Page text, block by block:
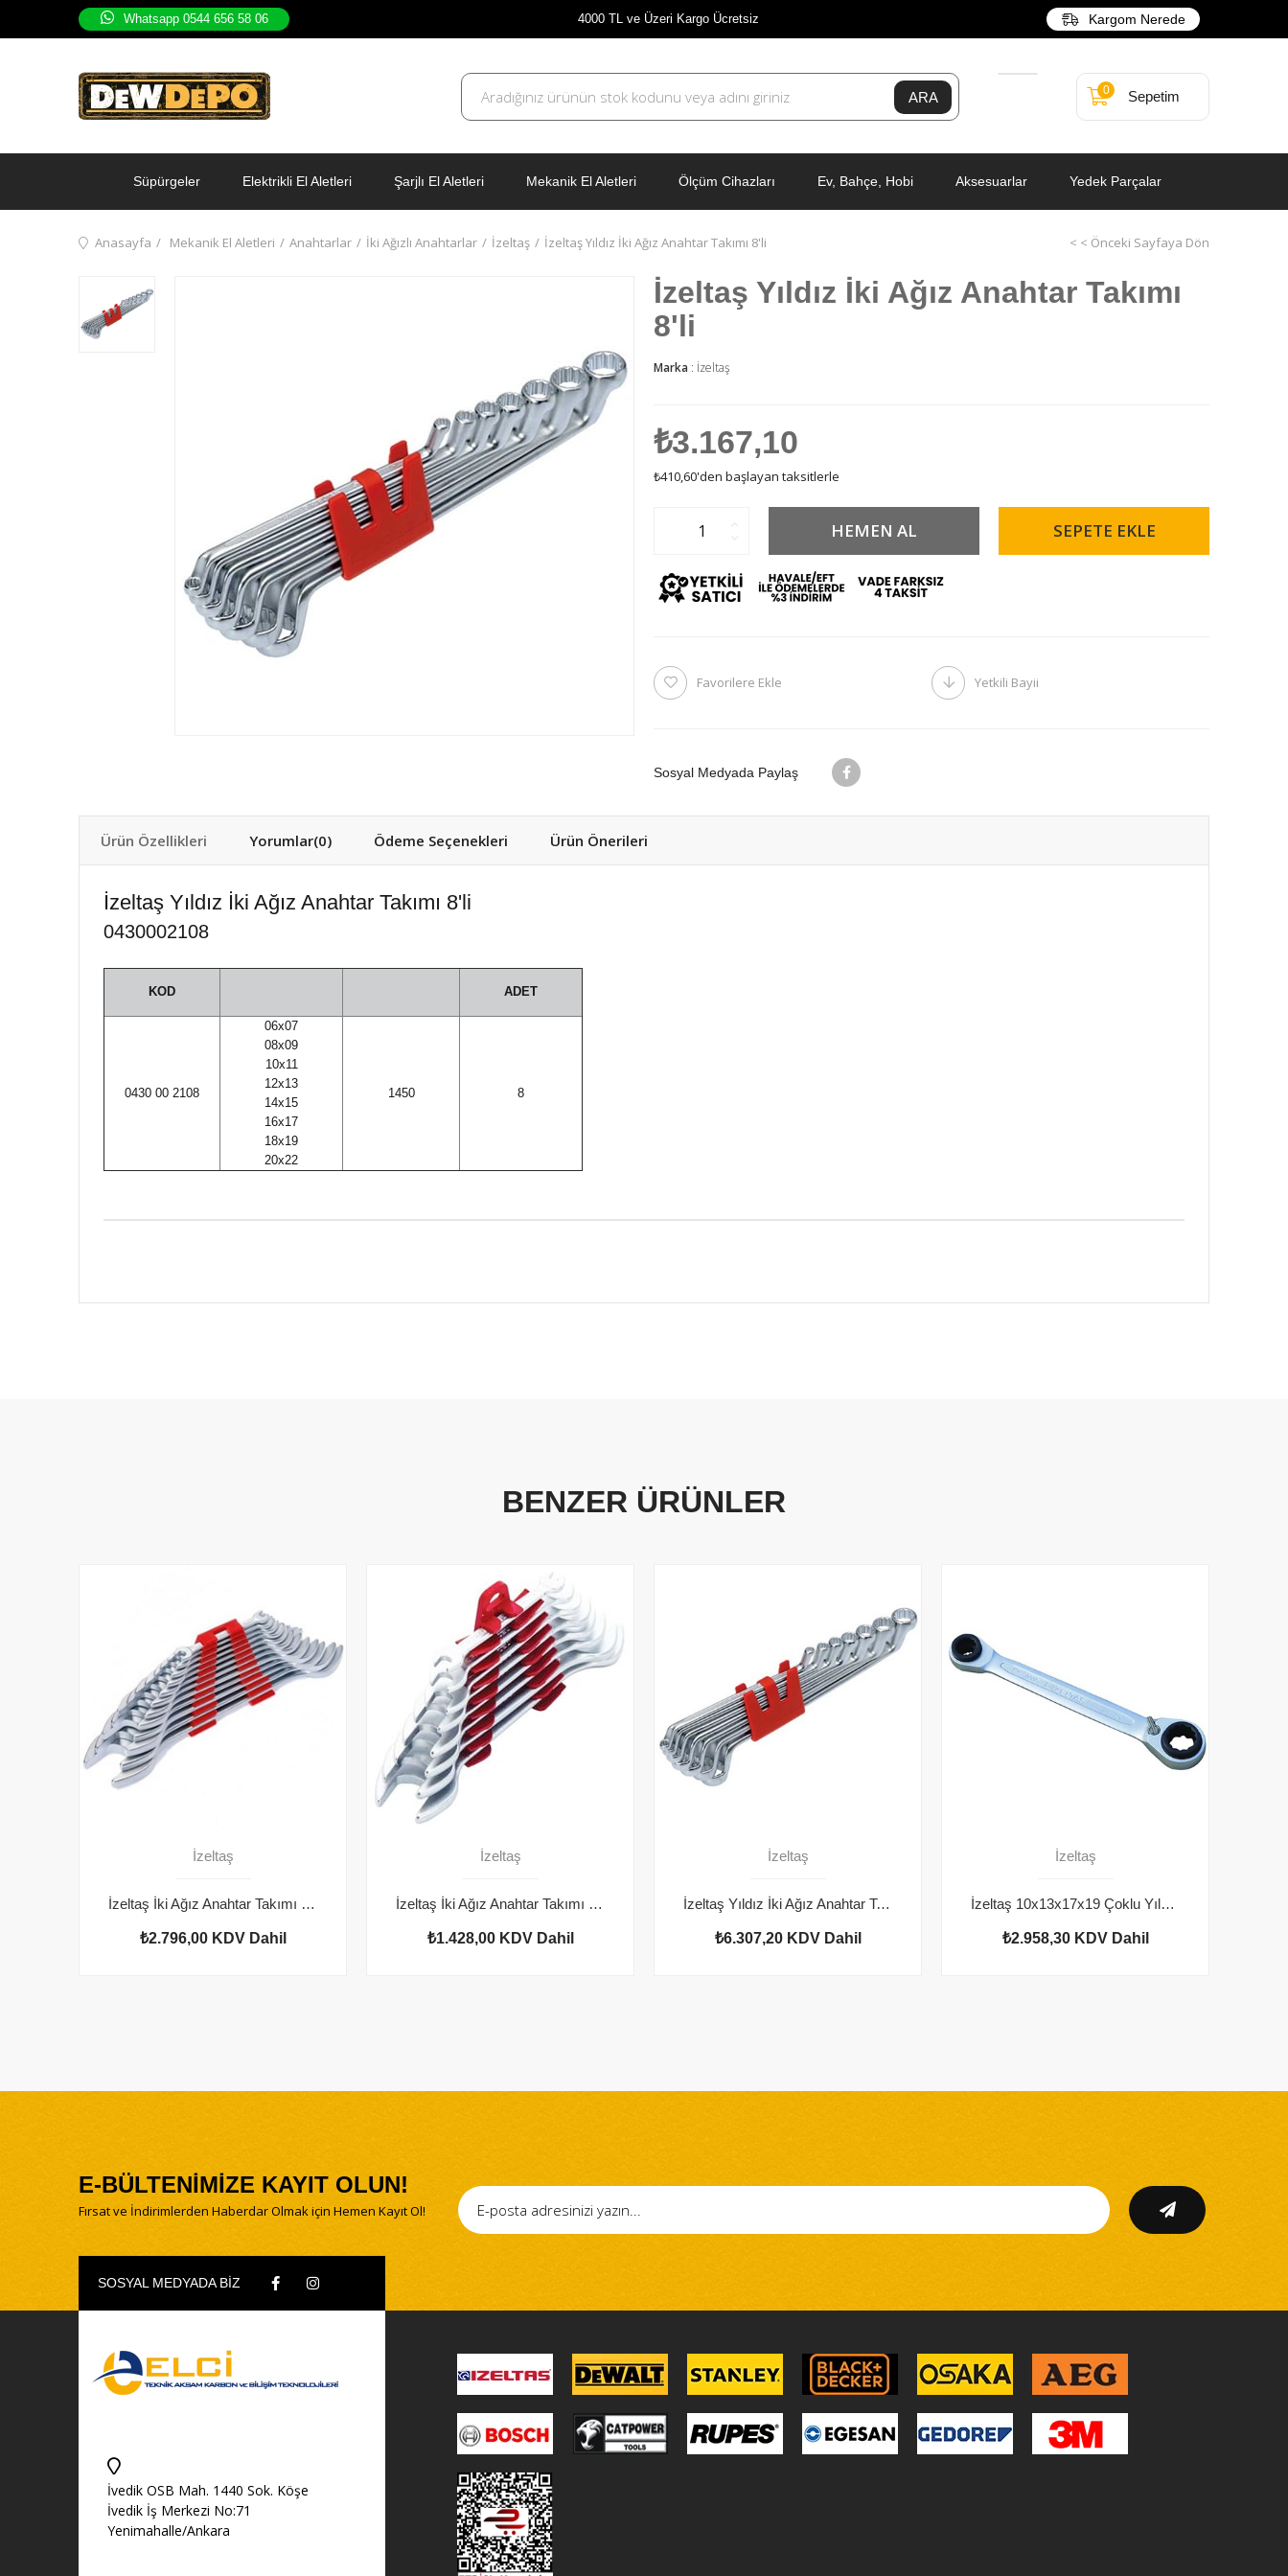
Whatsapp 0544 656 58 06 4000 TL ve Üzeri Kargo Ücretsiz Kargom Nerede
Sepetim
0
Süpürgeler Elektrikli El Aletleri Şarjlı El Aletleri Mekanik El Aletleri Ölçüm Cihazları Ev, Bahçe, Hobi Aksesuarlar Yedek Parçalar
Anasayfa Mekanik El Aletleri Anahtarlar İki Ağızlı Anahtarlar İzeltaş İzeltaş Yıldız İki Ağız Anahtar Takımı 8'li < < Önceki Sayfaya Dön
İzeltaş Yıldız İki Ağız Anahtar Takımı
8'li
Marka : İzeltaş
₺3.167,10
₺410,60'den başlayan taksitlerle
Favorilere Ekle Yetkili Bayii
Sosyal Medyada Paylaş
Ürün Özellikleri Yorumlar(0) Ödeme Seçenekleri Ürün Önerileri
İzeltaş Yıldız İki Ağız Anahtar Takımı 8'li
0430002108
KOD ADET
0430 00 2108
06x07
08x09
10x11
12x13
14x15
16x17
18x19
20x22
1450 8
BENZER ÜRÜNLER
İzeltaş
İzeltaş İki Ağız Anahtar Takımı Kısa Boy 12'li
₺2.796,00 KDV Dahil
İzeltaş
İzeltaş İki Ağız Anahtar Takımı Kısa Boy 8'li
₺1.428,00 KDV Dahil
İzeltaş
İzeltaş Yıldız İki Ağız Anahtar Takımı 12'li
₺6.307,20 KDV Dahil
İzeltaş
İzeltaş 10x13x17x19 Çoklu Yıldız Cırcır Anahtar
₺2.958,30 KDV Dahil
E-BÜLTENİMİZE KAYIT OLUN!
Fırsat ve İndirimlerden Haberdar Olmak için Hemen Kayıt Ol!
SOSYAL MEDYADA BİZ
İvedik OSB Mah. 1440 Sok. Köşe
İvedik İş Merkezi No:71
Yenimahalle/Ankara